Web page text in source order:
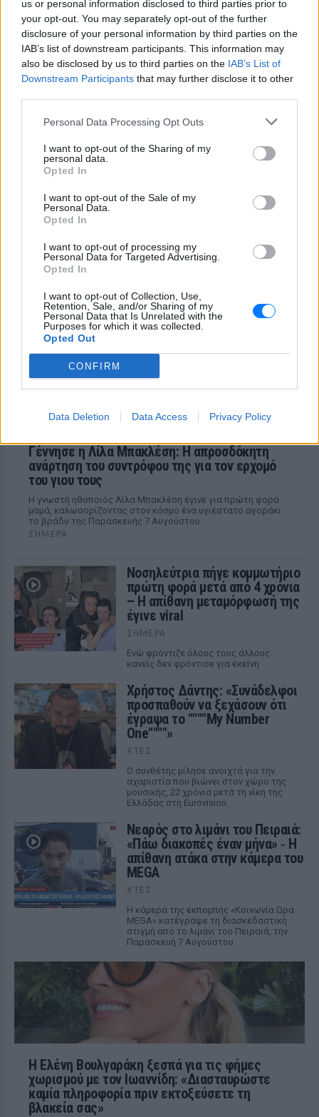
us or personal information disclosed to third parties prior to
your opt-out. You may separately opt-out of the further
disclosure of your personal information by third parties on the
IAB’s list of downstream participants. This information may
also be disclosed by us to third parties on the IAB’s List of
Downstream Participants that may further disclose it to other
Personal Data Processing Opt Outs
I want to opt-out of the Sharing of my
personal data.
Opted In
I want to opt-out of the Sale of my
Personal Data.
Opted In
I want to opt-out of processing my
Personal Data for Targeted Advertising.
Opted In
I want to opt-out of Collection, Use,
Retention, Sale, and/or Sharing of my
Personal Data that Is Unrelated with the
Purposes for which it was collected.
Opted Out
CONFIRM
Data Deletion Data Access Privacy Policy
ΣΉΜΕΡΑ
Πολλοί εξέφρασαν απορία για την
καταλληλότητα του νερού, με σχόλια
όπως «τα πόδια του δεν ήταν μέσα σε
αυτό;»
22 χρόνια από τον θάνατο του
Δημήτρη Παπαμιχαήλ: Η
ανάρτηση της Φίνος Φιλμ για
το «γοητευτικό λεβεντόπαιδο
του ελληνικού σινεμά»
καλλιτέχνη που αποτέλεσε, μαζί με την
Αλίκη, αναπόσπαστο κομμάτι της
Μαρίνα Βερνίκου: Πόζαρε με
λαγοκέφαλο στο χέρι
Η Μαρίνα Βερνίκου εξηγεί πώς να
αντιδρούμε όταν συναντάμε λαγοκέφαλο
στη θάλασσα
Γέννησε η Λίλα Μπακλέση: Η απροσδόκητη
ανάρτηση του συντρόφου της για τον ερχομό
του γιου τους
Η γνωστή ηθοποιός Λίλα Μπακλέση έγινε για πρώτη φορά
μαμά, καλωσορίζοντας στον κόσμο ένα υγιέστατο αγοράκι
το βράδυ της Παρασκευής 7 Αυγούστου.
ΣΉΜΕΡΑ
Νοσηλεύτρια πήγε κομμωτήριο
πρώτη φορά μετά από 4 χρόνια
– Η απίθανη μεταμόρφωσή της
έγινε viral
ΣΉΜΕΡΑ
Ενώ φρόντιζε όλους τους άλλους...
κανείς δεν φρόντισε για εκείνη
Χρήστος Δάντης: «Συνάδελφοι
προσπαθούν να ξεχάσουν ότι
έγραψα το """"My Number
One""""»
ΧΤΕΣ
Ο συνθέτης μίλησε ανοιχτά για την
αχαριστία που βιώνει στον χώρο της
μουσικής, 22 χρόνια μετά τη νίκη της
Ελλάδας στη Eurovision.
Νεαρός στο λιμάνι του Πειραιά:
«Πάω διακοπές έναν μήνα» ‑ Η
απίθανη ατάκα στην κάμερα του
MEGA
ΧΤΕΣ
Η κάμερα της εκπομπής «Κοινωνία Ώρα
MEGA» κατέγραψε τη διασκεδαστική
στιγμή από το λιμάνι του Πειραιά, την
Παρασκευή 7 Αυγούστου.
Η Ελένη Βουλγαράκη ξεσπά για τις φήμες
χωρισμού με τον Ιωαννίδη: «Διασταυρώστε
καμία πληροφορία πριν εκτοξεύσετε τη
βλακεία σας»